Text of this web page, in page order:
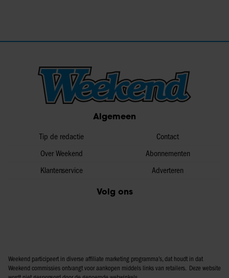
Algemeen
Tip de redactie
Over Weekend
Klantenservice
Contact
Abonnementen
Adverteren
Volg ons
Weekend participeert in diverse affiliate marketing programma’s, dat houdt in dat
Weekend commissies ontvangt voor aankopen middels links van retailers. Deze website